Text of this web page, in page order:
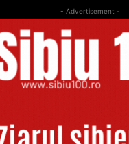
- Advertisement -